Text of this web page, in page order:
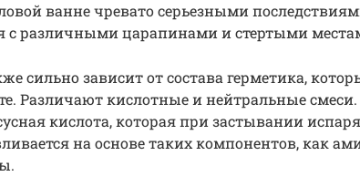
ванне чревато серьезными
с различными царапинами и стертыми
сильно зависит от состава герметика,
Различают кислотные и нейтральные
кислота, которая при застывании
на основе таких компонентов, как